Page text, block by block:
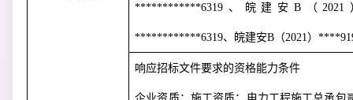
************6319 、皖建安 B（ 2021
************6319、皖建安B （2021 ）
响应招标文件要求的资格能力条件